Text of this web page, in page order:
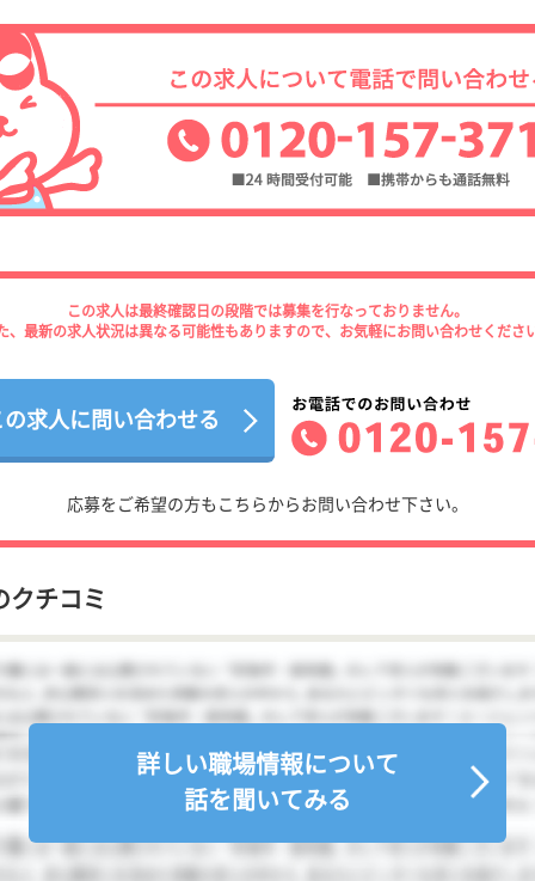
この求人は最終確認日の段階では募集を行なっておりません。
、最新の求人状況は異なる可能性もありますので、お気軽にお問い合わせくださ
求人に問い合わせる
応募をご希望の方もこちらからお問い合わせ下さい。
クチコミ
詳しい職場情報について
話を聞いてみる